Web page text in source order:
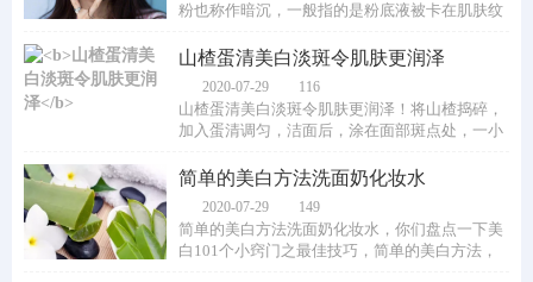
粉也称作暗沉，一般指的是粉底液被卡在肌肤纹
山楂蛋清美白淡斑令肌肤更润泽
2020-07-29 116
山楂蛋清美白淡斑令肌肤更润泽！将山楂捣碎，
加入蛋清调匀，洁面后，涂在面部斑点处，一小
简单的美白方法洗面奶化妆水
2020-07-29 149
简单的美白方法洗面奶化妆水，你们盘点一下美
白101个小窍门之最佳技巧，简单的美白方法，